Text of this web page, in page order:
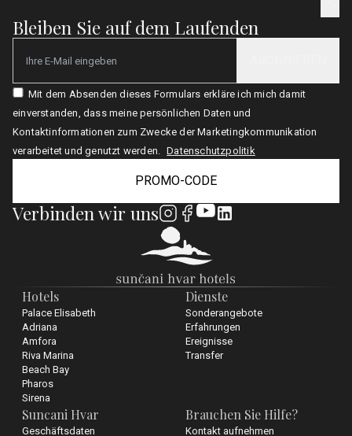
Hotels
Palace Elisabeth
Adriana
Amfora
Riva Marina
Beach Bay
Pharos
Sirena
Dienste
Sonderangebote
Erfahrungen
Ereignisse
Transfer
Suncani Hvar
Geschäftsdaten
Brauchen Sie Hilfe?
Kontakt aufnehmen
Bleiben Sie auf dem Laufenden
Email
Mit dem Absenden dieses Formulars erkläre ich mich damit
einverstanden, dass meine persönlichen Daten und
Kontaktinformationen zum Zwecke der Marketingkommunikation
verarbeitet und genutzt werden. Datenschutzpolitik
PROMO-CODE
Verbinden wir uns